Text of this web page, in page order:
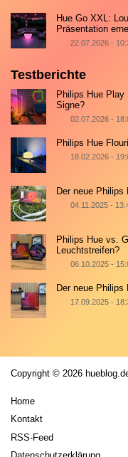
Hue Go XXL:
Präsentation
22.07.2026 -
Testberichte
Philips Hue Play
Signe?
02.07.2026 -
Philips Hue
18.02.2026 -
Der neue Philips
04.11.2025 -
Philips Hue vs.
Leuchtstreifen?
06.10.2025 -
Der neue
17.09.2025 -
Copyright © 2026
Home
Kontakt
RSS-Feed